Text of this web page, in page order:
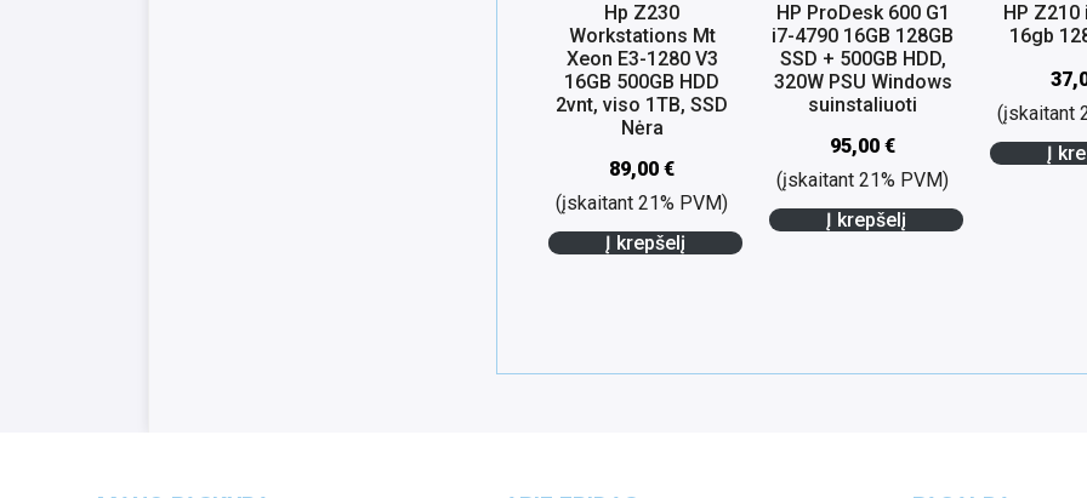
Hp Z230
Workstations Mt
Xeon E3-1280 V3
16GB 500GB HDD
2vnt, viso 1TB, SSD
Nėra
89,00€
(įskaitant 21% PVM)
Į krepšelį
HP ProDesk 600 G1
i7-4790 16GB 128GB
SSD + 500GB HDD,
320W PSU Windows
suinstaliuoti
95,00€
(įskaitant 21% PVM)
Į krepšelį
HP Z210
16gb
(įskaitant
Į